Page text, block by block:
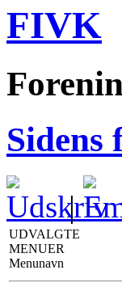
FIVK
Sidens
|
UDVALGTE
MENUER
Menunavn